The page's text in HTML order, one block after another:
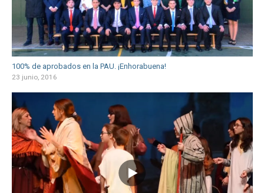
100% de aprobados en la PAU. ¡Enhorabuena!
23 junio, 2016